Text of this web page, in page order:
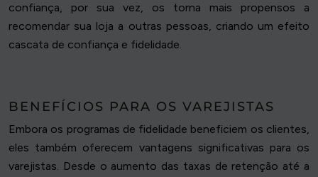
confiança, por sua vez, os torna mais propensos a
recomendar sua loja a outras pessoas, criando um efeito
cascata de confiança e fidelidade.
BENEFÍCIOS PARA OS VAREJISTAS
Embora os programas de fidelidade beneficiem os clientes,
eles também oferecem vantagens significativas para os
varejistas. Desde o aumento das taxas de retenção até a